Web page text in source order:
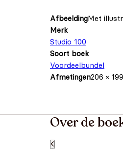
AfbeeldingMet
Merk
Studio 100
Soort boek
Voordeelbundel
Afmetingen206 ×
Over de